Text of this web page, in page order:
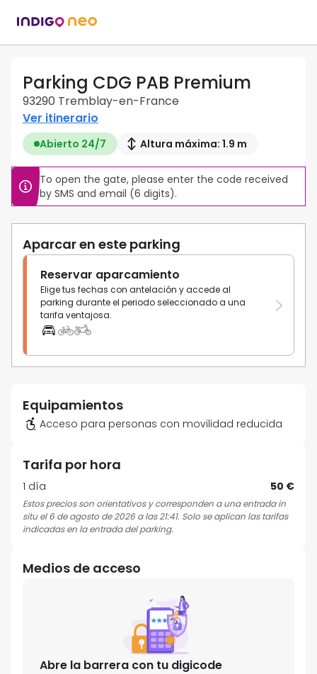
Parking CDG PAB Premium
93290 Tremblay-en-France
Ver itinerario
Abierto 24/7 Altura máxima: 1.9 m
To open the gate, please enter the code received
by SMS and email (6 digits).
Aparcar en este parking
Reservar aparcamiento
Elige tus fechas con antelación y accede al
parking durante el periodo seleccionado a una
tarifa ventajosa.
Equipamientos
Acceso para personas con movilidad reducida
Tarifa por hora
1 día 50 €
Estos precios son orientativos y corresponden a una entrada in
situ el 6 de agosto de 2026 a las 21:41. Solo se aplican las tarifas
indicadas en la entrada del parking.
Medios de acceso
Abre la barrera con tu digicode